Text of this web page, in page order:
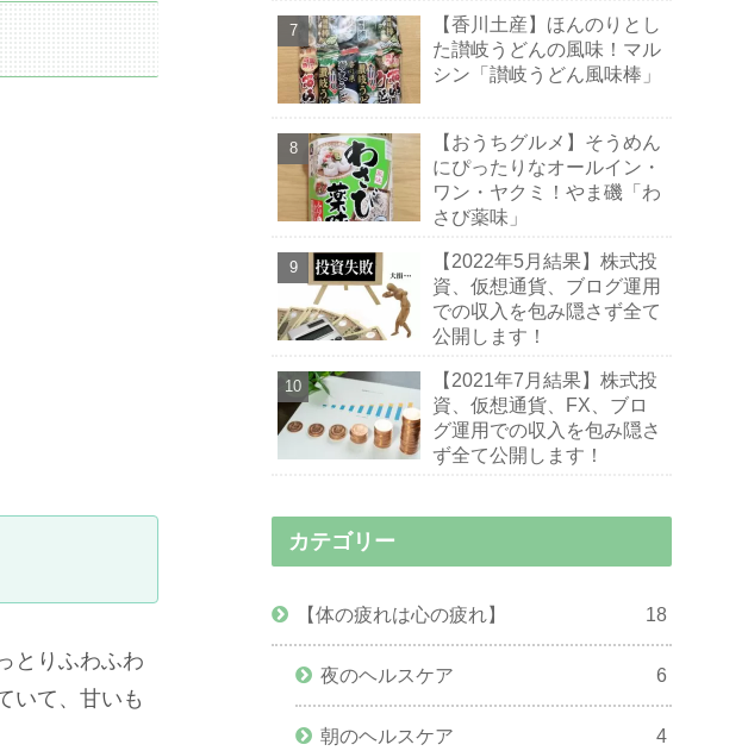
とりふわふわ
いて、甘いも
【香川土産】ほんのりとし
た讃岐うどんの風味！マル
シン「讃岐うどん風味棒」
【おうちグルメ】そうめん
にぴったりなオールイン・
ワン・ヤクミ！やま磯「わ
さび薬味」
【2022年5月結果】株式投
資、仮想通貨、ブログ運用
での収入を包み隠さず全て
公開します！
【2021年7月結果】株式投
資、仮想通貨、FX、ブロ
グ運用での収入を包み隠さ
ず全て公開します！
カテゴリー
【体の疲れは心の疲れ】 18
夜のヘルスケア 6
朝のヘルスケア 4